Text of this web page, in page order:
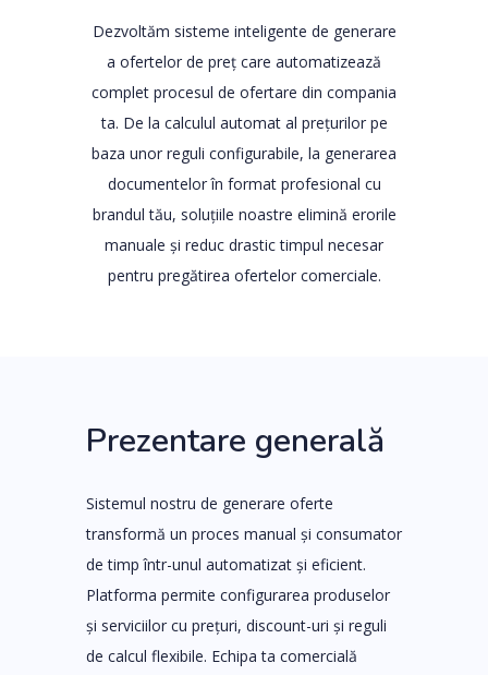
Dezvoltăm sisteme inteligente de generare
a ofertelor de preț care automatizează
complet procesul de ofertare din compania
ta. De la calculul automat al prețurilor pe
baza unor reguli configurabile, la generarea
documentelor în format profesional cu
brandul tău, soluțiile noastre elimină erorile
manuale și reduc drastic timpul necesar
pentru pregătirea ofertelor comerciale.
Prezentare generală
Sistemul nostru de generare oferte
transformă un proces manual și consumator
de timp într-unul automatizat și eficient.
Platforma permite configurarea produselor
și serviciilor cu prețuri, discount-uri și reguli
de calcul flexibile. Echipa ta comercială